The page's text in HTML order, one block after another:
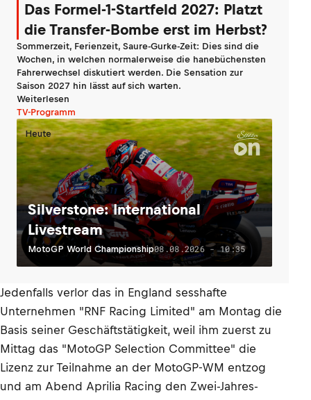
Das Formel-1-Startfeld 2027: Platzt
die Transfer-Bombe erst im Herbst?
Sommerzeit, Ferienzeit, Saure-Gurke-Zeit: Dies sind die
Wochen, in welchen normalerweise die hanebüchensten
Fahrerwechsel diskutiert werden. Die Sensation zur
Saison 2027 hin lässt auf sich warten.
Weiterlesen
TV-Programm
Heute
Silverstone: International
Livestream
MotoGP World Championship08.08.2026 - 10:35
Jedenfalls verlor das in England sesshafte
Unternehmen "RNF Racing Limited" am Montag die
Basis seiner Geschäftstätigkeit, weil ihm zuerst zu
Mittag das "MotoGP Selection Committee" die
Lizenz zur Teilnahme an der MotoGP-WM entzog
und am Abend Aprilia Racing den Zwei-Jahres-